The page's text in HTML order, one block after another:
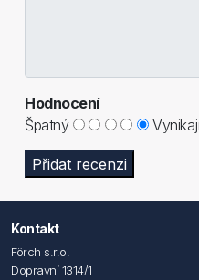
Hodnocení
Špatný
Přidat recenzi
Kontakt
Förch s.r.o.
Dopravní 1314/1